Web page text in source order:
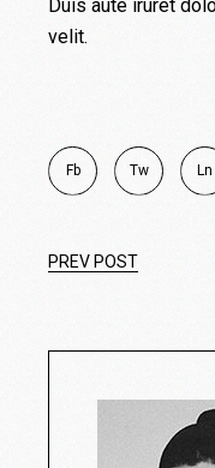
Duis aute iruret
velit.
Fb Tw Ln
PREV POST